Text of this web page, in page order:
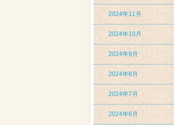
2024年11月
2024年10月
2024年9月
2024年8月
2024年7月
2024年6月